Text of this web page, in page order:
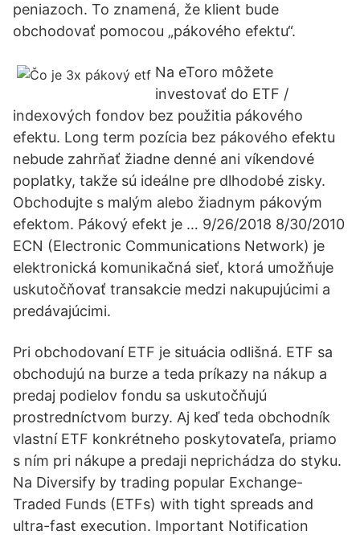
peniazoch. To znamená, že klient bude
obchodovať pomocou „pákového efektu“.
Na eToro môžete
investovať do ETF /
indexových fondov bez použitia pákového
efektu. Long term pozícia bez pákového efektu
nebude zahrňať žiadne denné ani víkendové
poplatky, takže sú ideálne pre dlhodobé zisky.
Obchodujte s malým alebo žiadnym pákovým
efektom. Pákový efekt je … 9/26/2018 8/30/2010
ECN (Electronic Communications Network) je
elektronická komunikačná sieť, ktorá umožňuje
uskutočňovať transakcie medzi nakupujúcimi a
predávajúcimi.
Pri obchodovaní ETF je situácia odlišná. ETF sa
obchodujú na burze a teda príkazy na nákup a
predaj podielov fondu sa uskutočňujú
prostredníctvom burzy. Aj keď teda obchodník
vlastní ETF konkrétneho poskytovateľa, priamo
s ním pri nákupe a predaji neprichádza do styku.
Na Diversify by trading popular Exchange-
Traded Funds (ETFs) with tight spreads and
ultra-fast execution. Important Notification